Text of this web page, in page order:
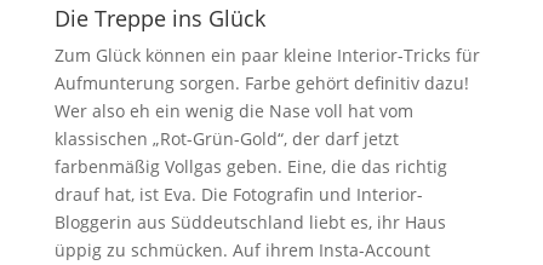
Die Treppe ins Glück
Zum Glück können ein paar kleine Interior-Tricks für
Aufmunterung sorgen. Farbe gehört definitiv dazu!
Wer also eh ein wenig die Nase voll hat vom
klassischen „Rot-Grün-Gold“, der darf jetzt
farbenmäßig Vollgas geben. Eine, die das richtig
drauf hat, ist Eva. Die Fotografin und Interior-
Bloggerin aus Süddeutschland liebt es, ihr Haus
üppig zu schmücken. Auf ihrem Insta-Account